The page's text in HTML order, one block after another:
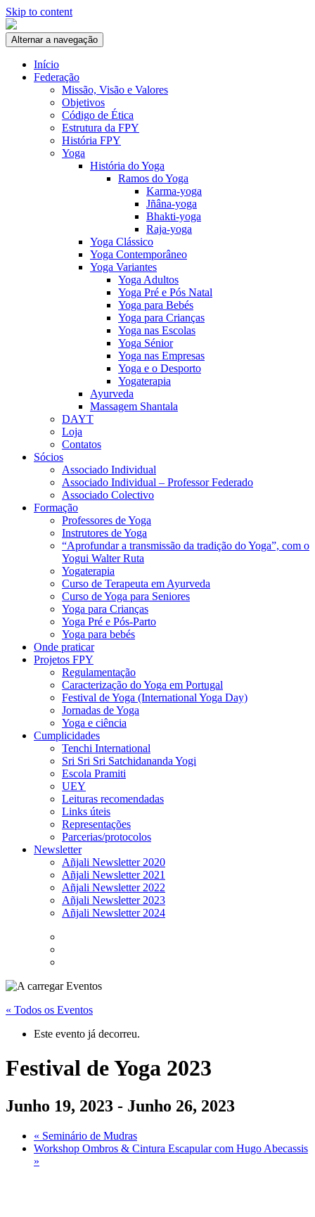
Skip to content
Alternar a navegação
Início
Federação
Missão, Visão e Valores
Objetivos
Código de Ética
Estrutura da FPY
História FPY
Yoga
História do Yoga
Ramos do Yoga
Karma-yoga
Jñâna-yoga
Bhakti-yoga
Raja-yoga
Yoga Clássico
Yoga Contemporâneo
Yoga Variantes
Yoga Adultos
Yoga Pré e Pós Natal
Yoga para Bebés
Yoga para Crianças
Yoga nas Escolas
Yoga Sénior
Yoga nas Empresas
Yoga e o Desporto
Yogaterapia
Ayurveda
Massagem Shantala
DAYT
Loja
Contatos
Sócios
Associado Individual
Associado Individual – Professor Federado
Associado Colectivo
Formação
Professores de Yoga
Instrutores de Yoga
“Aprofundar a transmissão da tradição do Yoga”, com o
Yogui Walter Ruta
Yogaterapia
Curso de Terapeuta em Ayurveda
Curso de Yoga para Seniores
Yoga para Crianças
Yoga Pré e Pós-Parto
Yoga para bebés
Onde praticar
Projetos FPY
Regulamentação
Caracterização do Yoga em Portugal
Festival de Yoga (International Yoga Day)
Jornadas de Yoga
Yoga e ciência
Cumplicidades
Tenchi International
Sri Sri Sri Satchidananda Yogi
Escola Pramiti
UEY
Leituras recomendadas
Links úteis
Representações
Parcerias/protocolos
Newsletter
Añjali Newsletter 2020
Añjali Newsletter 2021
Añjali Newsletter 2022
Añjali Newsletter 2023
Añjali Newsletter 2024
« Todos os Eventos
Este evento já decorreu.
Festival de Yoga 2023
Junho 19, 2023 - Junho 26, 2023
« Seminário de Mudras
Workshop Ombros & Cintura Escapular com Hugo Abecassis
»